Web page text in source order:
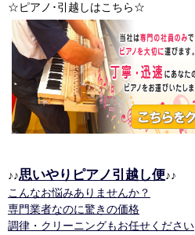
☆ピアノ･引越しはこちら☆
♪♪思いやりピアノ引越し便♪♪
こんなお悩みありませんか？
専門業者なのに驚きの価格
調律・クリーニングもお任せください